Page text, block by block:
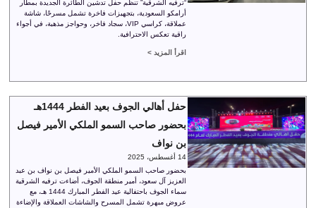
“ترفيه الشرقية” تنظم حفل تدشين الطائرة الجديدة بمطار
أرامكو السعودية، بتجهيزات فاخرة تشمل مسرحًا، شاشة
عملاقة، كراسي VIP، سجاد فاخر، وحواجز مذهبة، في أجواء
راقية تعكس الاحترافية.
اقرأ المزيد >
حفل أهالي الجوف بعيد الفطر 1444هـ
بحضور صاحب السمو الملكي الأمير فيصل
بن نواف
14 أغسطس، 2025
بحضور صاحب السمو الملكي الأمير فيصل بن نواف بن عبد
العزيز آل سعود، أمير منطقة الجوف، أضاءت ترفيه الشرقية
سماء الجوف باحتفالية عيد الفطر المبارك 1444 هـ، مع
عروض مبهرة تشمل المسرح والشاشات العملاقة والإضاءة